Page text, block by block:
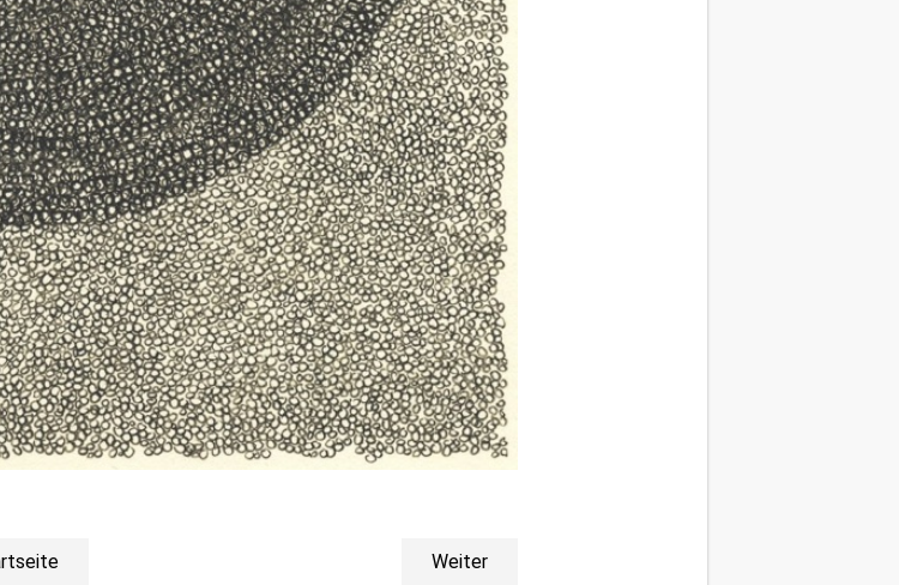
Weiter